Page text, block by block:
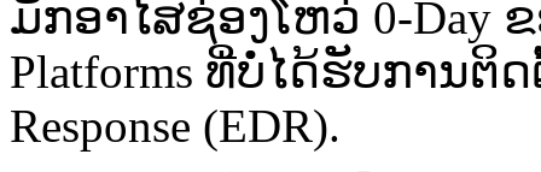
ມັກ​ອາໄສ​ຊ່ອງ​ໂຫວ່​ 0-Day
Platforms ທີ່​ບໍ່​ໄດ້ຮັບ​ການ​ຕິດ​
Response (EDR).